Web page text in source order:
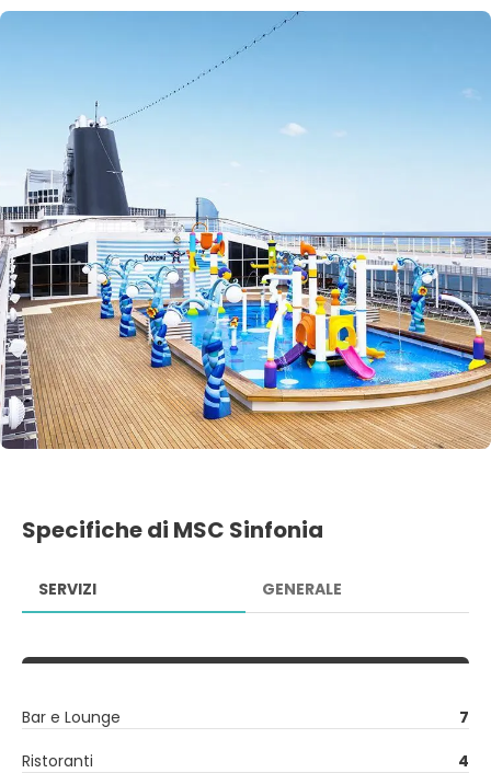
Specifiche di MSC Sinfonia
SERVIZI GENERALE
Bar e Lounge
7
Ristoranti
4